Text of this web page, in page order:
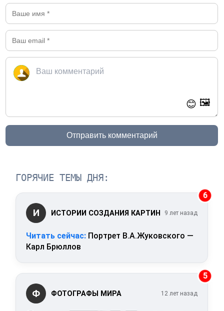
😊 🖼️
Отправить комментарий
ГОРЯЧИЕ ТЕМЫ ДНЯ:
6
И ИСТОРИИ СОЗДАНИЯ КАРТИН 9 лет назад
Читать сейчас: Портрет В.А.Жуковского —
Карл Брюллов
5
Ф ФОТОГРАФЫ МИРА 12 лет назад